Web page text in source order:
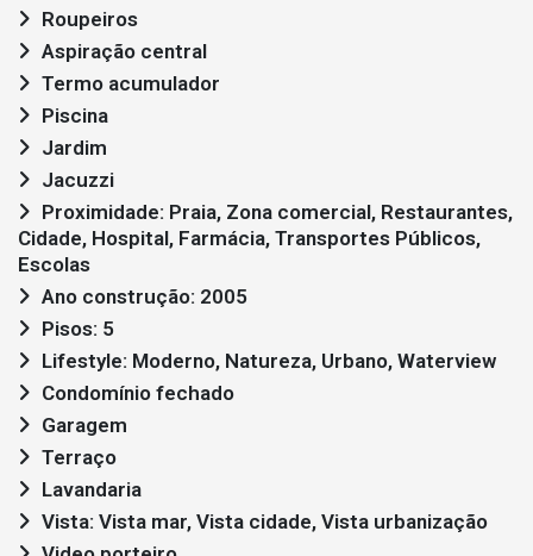
Roupeiros
Aspiração central
Termo acumulador
Piscina
Jardim
Jacuzzi
Cidade, Hospital, Farmácia, Transportes Públicos,
Escolas
Ano construção: 2005
Pisos: 5
Lifestyle: Moderno, Natureza, Urbano, Waterview
Condomínio fechado
Garagem
Terraço
Lavandaria
Vista: Vista mar, Vista cidade, Vista urbanização